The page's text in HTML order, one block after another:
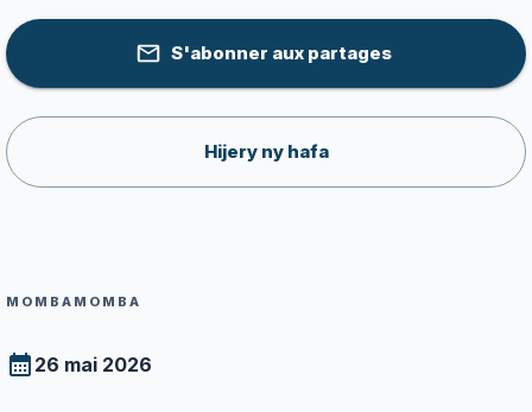
S'abonner aux partages
Hijery ny hafa
MOMBAMOMBA
26 mai 2026